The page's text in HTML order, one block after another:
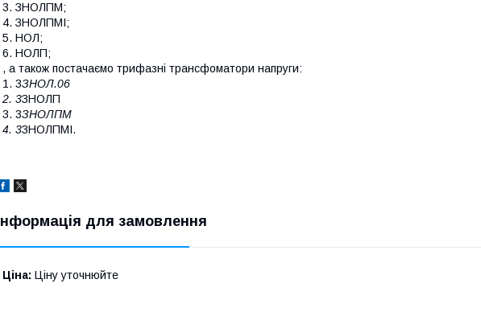
3. ЗНОЛПМ;
4. ЗНОЛПМІ;
5. НОЛ;
6. НОЛП;
, а також постачаємо трифазні трансфоматори напруги:
1. 3ЗНОЛ.06
2. 3ЗНОЛП
3. 3ЗНОЛПМ
4. 3ЗНОЛПМІ.
Інформація для замовлення
Ціна: Ціну уточнюйте